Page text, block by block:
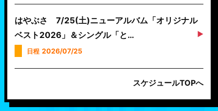
はやぶさ 7/25(土)ニューアルバム「オリジナル
ベスト2026」＆シングル「と…
日程 2026/07/25
スケジュールTOPへ